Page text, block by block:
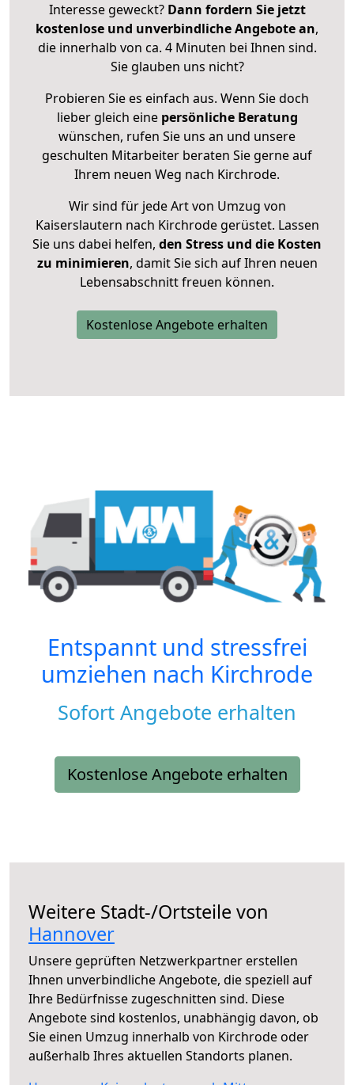
Interesse geweckt? Dann fordern Sie jetzt
kostenlose und unverbindliche Angebote an,
die innerhalb von ca. 4 Minuten bei Ihnen sind.
Sie glauben uns nicht?
Probieren Sie es einfach aus. Wenn Sie doch
lieber gleich eine persönliche Beratung
wünschen, rufen Sie uns an und unsere
geschulten Mitarbeiter beraten Sie gerne auf
Ihrem neuen Weg nach Kirchrode.
Wir sind für jede Art von Umzug von
Kaiserslautern nach Kirchrode gerüstet. Lassen
Sie uns dabei helfen, den Stress und die Kosten
zu minimieren, damit Sie sich auf Ihren neuen
Lebensabschnitt freuen können.
Kostenlose Angebote erhalten
Entspannt und stressfrei
umziehen nach Kirchrode
Sofort Angebote erhalten
Kostenlose Angebote erhalten
Weitere Stadt-/Ortsteile von
Hannover
Unsere geprüften Netzwerkpartner erstellen
Ihnen unverbindliche Angebote, die speziell auf
Ihre Bedürfnisse zugeschnitten sind. Diese
Angebote sind kostenlos, unabhängig davon, ob
Sie einen Umzug innerhalb von Kirchrode oder
außerhalb Ihres aktuellen Standorts planen.